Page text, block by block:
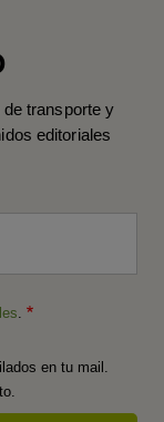
transporte y
editoriales
en tu mail.